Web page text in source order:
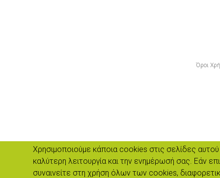
Όροι
Χρησιμοποιούμε κάποια cookies στις σελίδες
καλύτερη λειτουργία και την ενημέρωσή σας. Εάν
συναινείτε στη χρήση όλων των cookies,